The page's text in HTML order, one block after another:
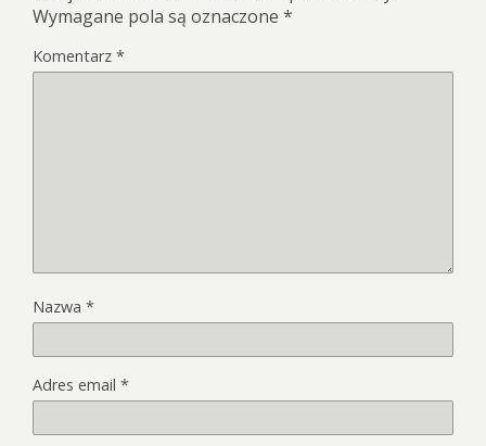
Wymagane pola są oznaczone *
Komentarz *
Nazwa *
Adres email *